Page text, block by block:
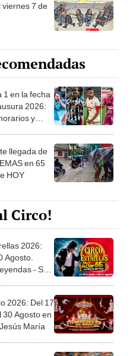
7 de
1 en la fecha
2026:
y
llegada de
en 65
HOY
Circo!
2026:
Agosto.
- San
2026: Del 17
30 Agosto en
María